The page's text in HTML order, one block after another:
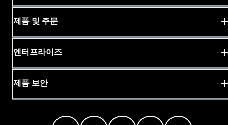
제품 및 주문
엔터프라이즈
제품 보안